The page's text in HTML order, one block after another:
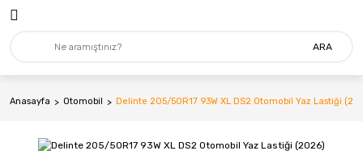
ARA
Anasayfa Otomobil Delinte 205/50R17 93W XL DS2 Otomobil Yaz Lastiği